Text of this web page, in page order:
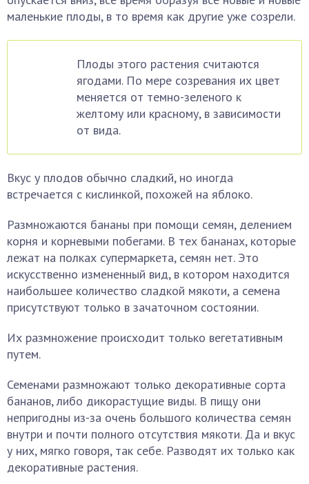
маленькие плоды, в то время как другие уже созрели.
Плоды этого растения считаются
ягодами. По мере созревания их цвет
меняется от темно-зеленого к
желтому или красному, в зависимости
от вида.
Вкус у плодов обычно сладкий, но иногда
встречается с кислинкой, похожей на яблоко.
Размножаются бананы при помощи семян, делением
корня и корневыми побегами. В тех бананах, которые
лежат на полках супермаркета, семян нет. Это
искусственно измененный вид, в котором находится
наибольшее количество сладкой мякоти, а семена
присутствуют только в зачаточном состоянии.
Их размножение происходит только вегетативным
путем.
Семенами размножают только декоративные сорта
бананов, либо дикорастущие виды. В пищу они
непригодны из-за очень большого количества семян
внутри и почти полного отсутствия мякоти. Да и вкус
у них, мягко говоря, так себе. Разводят их только как
декоративные растения.